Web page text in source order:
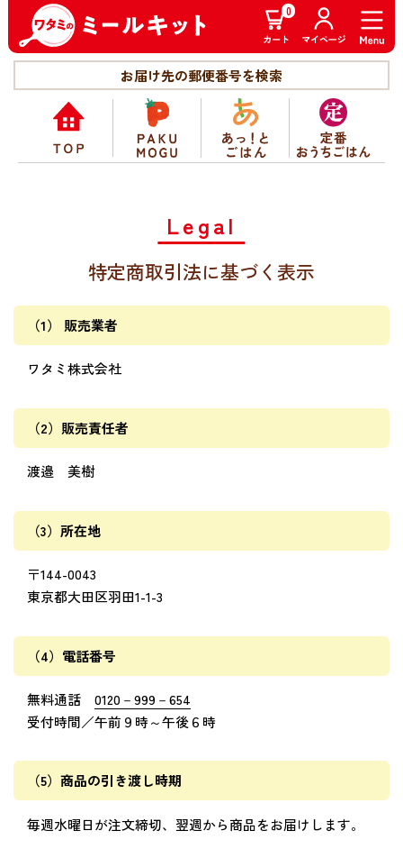
お届け先の郵便番号を検索
0
Legal
特定商取引法に基づく表示
（1） 販売業者
ワタミ株式会社
（2）販売責任者
渡邉 美樹
（3）所在地
〒144-0043
東京都大田区羽田1-1-3
（4）電話番号
無料通話 0120－999－654
受付時間／午前９時～午後６時
（5）商品の引き渡し時期
毎週水曜日が注文締切、翌週から商品をお届けします。